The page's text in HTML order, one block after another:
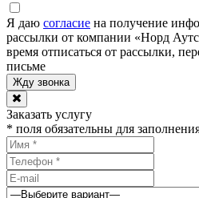
Я даю согласие на получение
рассылки от компании «Норд
время отписаться от рассылки,
письме
Заказать услугу
* поля обязательны для